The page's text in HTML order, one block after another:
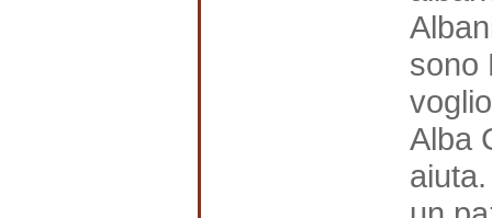
sono
Alba